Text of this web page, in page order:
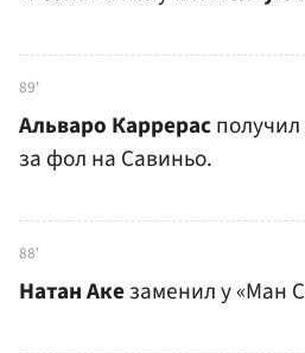
89'
Альваро Каррерасполучил
за фол на Савиньо.
88'
Натан Акезаменил у «Ман